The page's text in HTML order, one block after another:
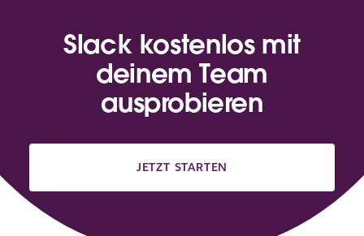
Slack kostenlos mit
deinem Team
ausprobieren
JETZT STARTEN